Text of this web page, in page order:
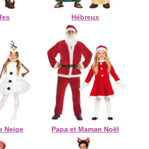
Hébreux
Neige Papa et Maman Noël